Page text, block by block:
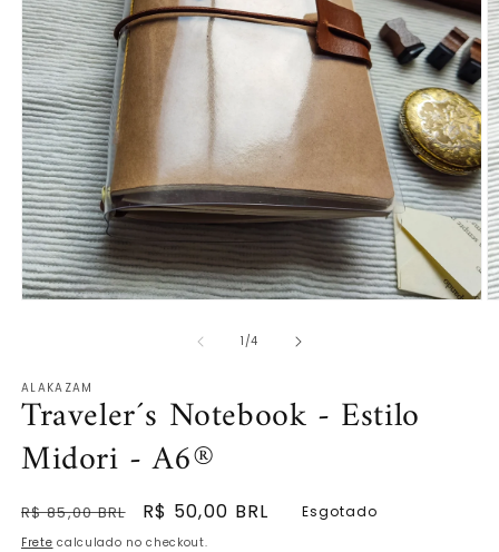
modal
1/de
4
ALAKAZAM
Traveler´s Notebook - Estilo
Midori - A6®
Preço
normal
R$ 85,00 BRL
Preço
promocional
R$ 50,00 BRL Esgotado
Frete calculado no checkout.